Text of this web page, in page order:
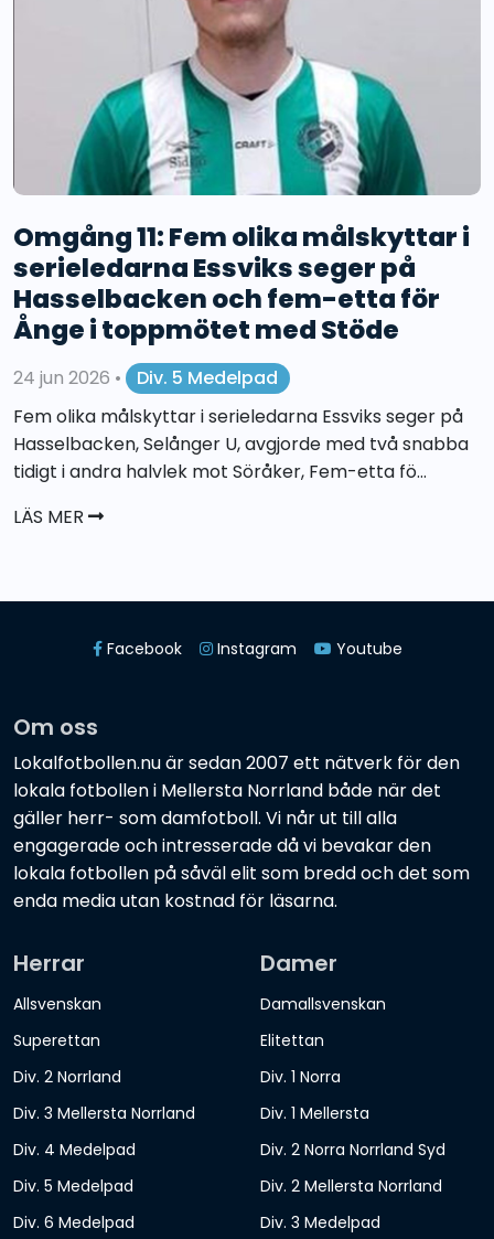
Omgång 11: Fem olika målskyttar i
serieledarna Essviks seger på
Hasselbacken och fem-etta för
Ånge i toppmötet med Stöde
24 jun 2026 •
Div. 5 Medelpad
Fem olika målskyttar i serieledarna Essviks seger på
Hasselbacken, Selånger U, avgjorde med två snabba
tidigt i andra halvlek mot Söråker, Fem-etta fö...
LÄS MER
Facebook Instagram Youtube
Om oss
Lokalfotbollen.nu är sedan 2007 ett nätverk för den
lokala fotbollen i Mellersta Norrland både när det
gäller herr- som damfotboll. Vi når ut till alla
engagerade och intresserade då vi bevakar den
lokala fotbollen på såväl elit som bredd och det som
enda media utan kostnad för läsarna.
Herrar
Allsvenskan
Superettan
Div. 2 Norrland
Div. 3 Mellersta Norrland
Div. 4 Medelpad
Div. 5 Medelpad
Div. 6 Medelpad
Damer
Damallsvenskan
Elitettan
Div. 1 Norra
Div. 1 Mellersta
Div. 2 Norra Norrland Syd
Div. 2 Mellersta Norrland
Div. 3 Medelpad